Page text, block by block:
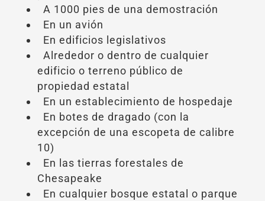
A 1000 pies de una demostración
En un avión
En edificios legislativos
Alrededor o dentro de cualquier
edificio o terreno público de
propiedad estatal
En un establecimiento de hospedaje
En botes de dragado (con la
excepción de una escopeta de calibre
10)
En las tierras forestales de
Chesapeake
En cualquier bosque estatal o parque